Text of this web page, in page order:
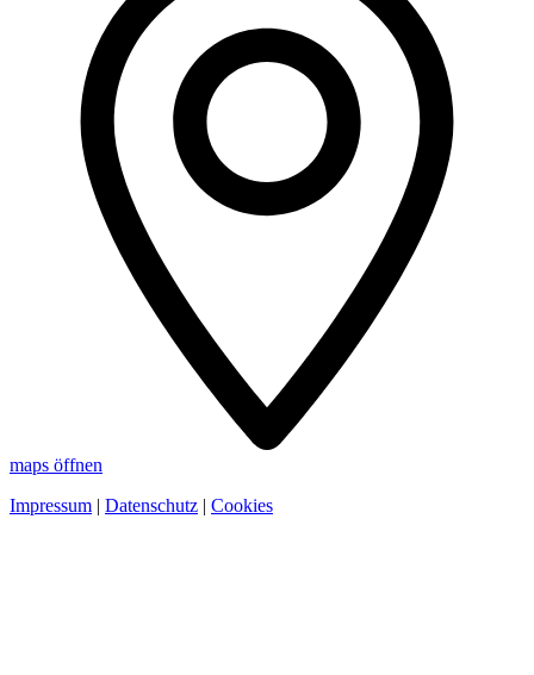
maps öffnen
Impressum | Datenschutz | Cookies